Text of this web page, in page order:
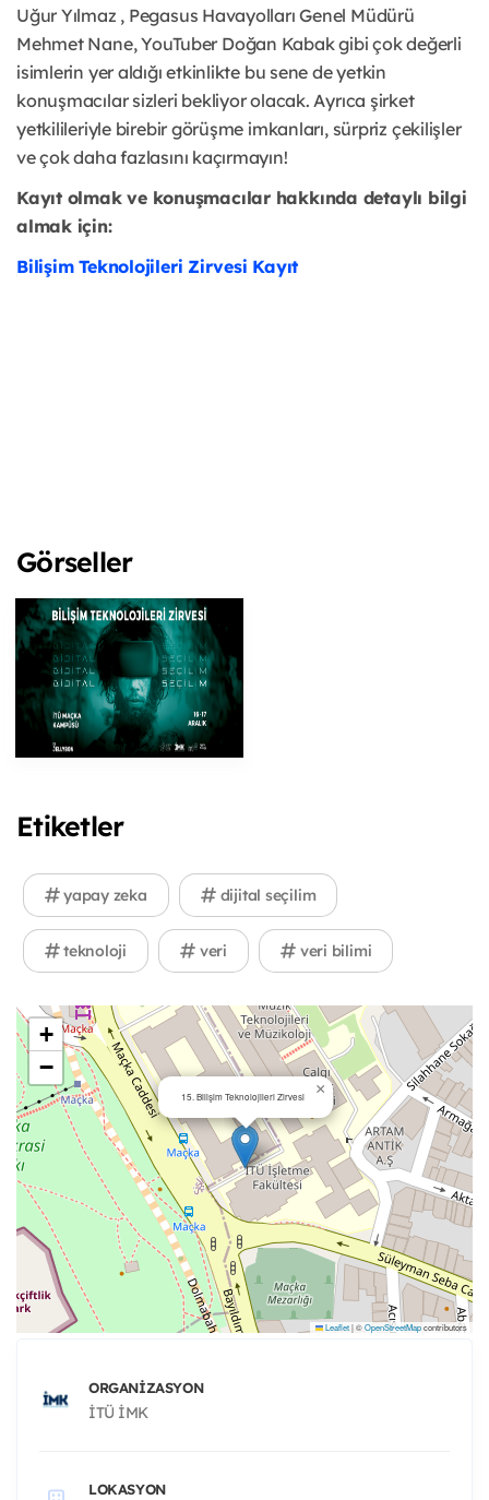
Uğur Yılmaz , Pegasus Havayolları Genel Müdürü
Mehmet Nane, YouTuber Doğan Kabak gibi çok değerli
isimlerin yer aldığı etkinlikte bu sene de yetkin
konuşmacılar sizleri bekliyor olacak. Ayrıca şirket
yetkilileriyle birebir görüşme imkanları, sürpriz çekilişler
ve çok daha fazlasını kaçırmayın!
Kayıt olmak ve konuşmacılar hakkında detaylı bilgi
almak için:
Bilişim Teknolojileri Zirvesi Kayıt
Görseller
Etiketler
yapay zeka dijital seçilim
teknoloji veri veri bilimi
15. Bilişim Teknolojileri Zirvesi ×
+
−
Leaflet|©OpenStreetMapcontributors
ORGANIZASYON
İTÜ İMK
LOKASYON